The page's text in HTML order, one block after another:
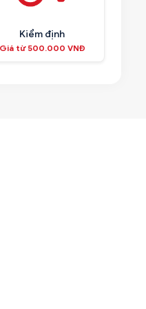
Kiểm định
Giá từ 500.000 VNĐ